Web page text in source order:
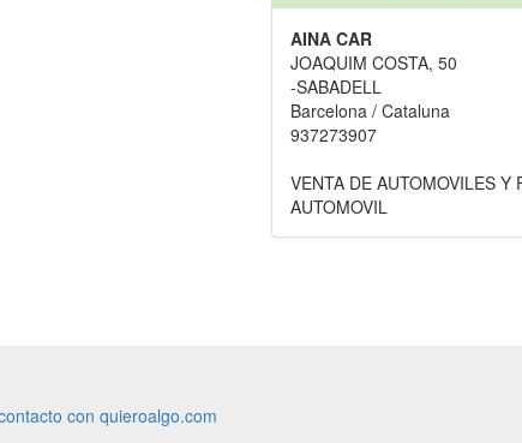
AINA CAR
JOAQUIM COSTA, 50
-SABADELL
Barcelona / Cataluna
937273907
VENTA DE AUTOMOVILES Y
AUTOMOVIL
con quieroalgo.com